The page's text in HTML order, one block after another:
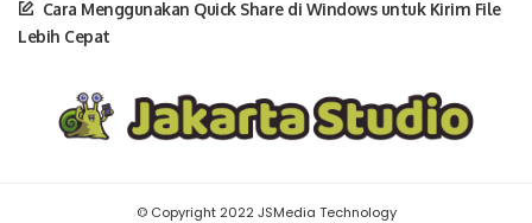
Cara Menggunakan Quick Share di Windows untuk Kirim File
Lebih Cepat
© Copyright 2022 JSMedia Technology